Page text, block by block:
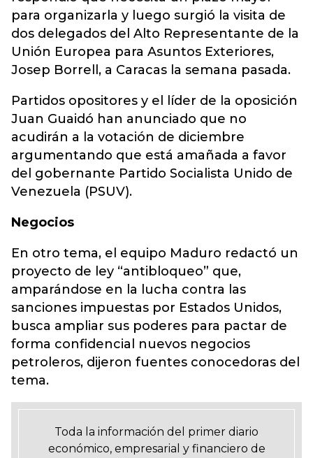
para organizarla y luego surgió la visita de
dos delegados del Alto Representante de la
Unión Europea para Asuntos Exteriores,
Josep Borrell, a Caracas la semana pasada.
Partidos opositores y el líder de la oposición
Juan Guaidó han anunciado que no
acudirán a la votación de diciembre
argumentando que está amañada a favor
del gobernante Partido Socialista Unido de
Venezuela (PSUV).
Negocios
En otro tema, el equipo Maduro redactó un
proyecto de ley “antibloqueo” que,
amparándose en la lucha contra las
sanciones impuestas por Estados Unidos,
busca ampliar sus poderes para pactar de
forma confidencial nuevos negocios
petroleros, dijeron fuentes conocedoras del
tema.
Toda la información del primer diario
económico, empresarial y financiero de